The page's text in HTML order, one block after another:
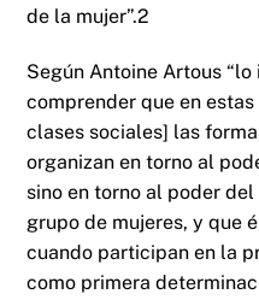
de la mujer”.2
Según Antoine Artous
comprender que en
clases sociales] las
organizan en torno al
sino en torno al poder
grupo de mujeres, y que
cuando participan en la
como primera